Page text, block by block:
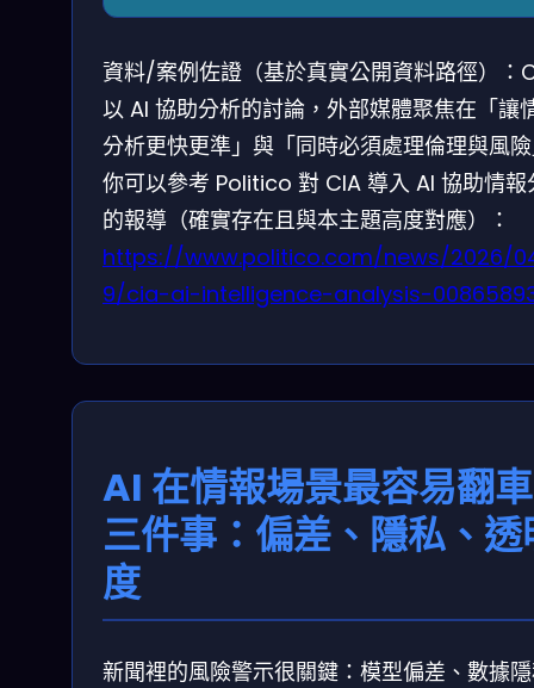
資料/案例佐證（基於真實公開資料路徑）：
以 AI 協助分析的討論，外部媒體聚焦在「讓
分析更快更準」與「同時必須處理倫理與風
你可以參考 Politico 對 CIA 導入 AI 協助情報
的報導（確實存在且與本主題高度對應）：
https://www.politico.com/news/2026/
9/cia-ai-intelligence-analysis-
AI 在情報場景最容易翻
三件事：偏差、隱私、透
度
新聞裡的風險警示很關鍵：模型偏差、數據